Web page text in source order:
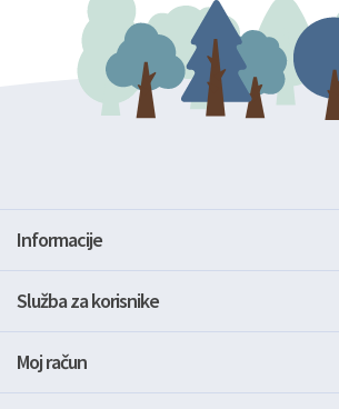
Informacije
Služba za korisnike
Moj račun